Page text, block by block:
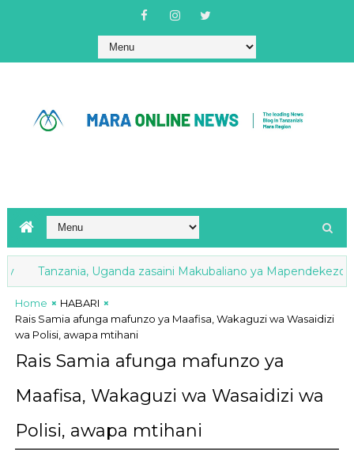
Tanzania, Uganda zasaini Makubaliano ya Mapendekezo ya
Home
HABARI
Rais Samia afunga mafunzo ya Maafisa, Wakaguzi wa Wasaidizi
wa Polisi, awapa mtihani
Rais Samia afunga mafunzo ya
Maafisa, Wakaguzi wa Wasaidizi wa
Polisi, awapa mtihani